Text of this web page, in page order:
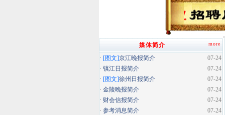
more
媒体简介
07-24
· [图文]京江晚报简介
07-24
· 镇江日报简介
07-24
· [图文]徐州日报简介
07-24
· 金陵晚报简介
07-24
· 财会信报简介
07-24
· 参考消息简介